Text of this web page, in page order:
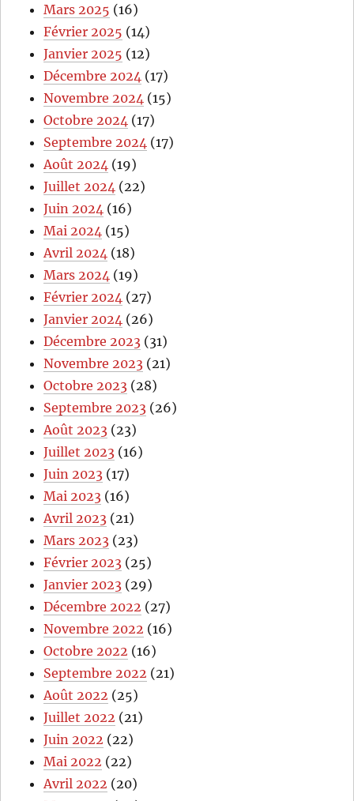
Mars 2025 (16)
Février 2025 (14)
Janvier 2025 (12)
Décembre 2024 (17)
Novembre 2024 (15)
Octobre 2024 (17)
Septembre 2024 (17)
Août 2024 (19)
Juillet 2024 (22)
Juin 2024 (16)
Mai 2024 (15)
Avril 2024 (18)
Mars 2024 (19)
Février 2024 (27)
Janvier 2024 (26)
Décembre 2023 (31)
Novembre 2023 (21)
Octobre 2023 (28)
Septembre 2023 (26)
Août 2023 (23)
Juillet 2023 (16)
Juin 2023 (17)
Mai 2023 (16)
Avril 2023 (21)
Mars 2023 (23)
Février 2023 (25)
Janvier 2023 (29)
Décembre 2022 (27)
Novembre 2022 (16)
Octobre 2022 (16)
Septembre 2022 (21)
Août 2022 (25)
Juillet 2022 (21)
Juin 2022 (22)
Mai 2022 (22)
Avril 2022 (20)